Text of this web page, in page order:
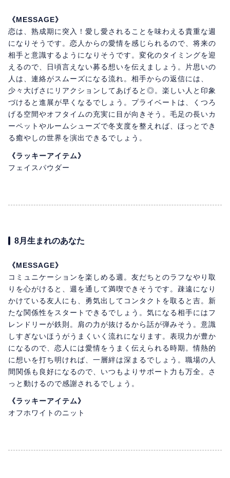
《MESSAGE》
恋は、熟成期に突入！愛し愛されることを味わえる貴重な週
になりそうです。恋人からの愛情を感じられるので、将来の
相手と意識するようになりそうです。変化のタイミングを迎
えるので、日頃言えない募る想いを伝えましょう。片思いの
人は、連絡がスムーズになる流れ。相手からの返信には、
少々大げさにリアクションしてあげると◎。楽しい人と印象
づけると進展が早くなるでしょう。プライベートは、くつろ
げる空間やオフタイムの充実に目が向きそう。毛足の長いカ
ーペットやルームシューズで冬支度を整えれば、ほっとでき
る癒やしの世界を演出できるでしょう。
《ラッキーアイテム》
フェイスパウダー
8月生まれのあなた
《MESSAGE》
コミュニケーションを楽しめる週。友だちとのラフなやり取
りを心がけると、週を通して満喫できそうです。疎遠になり
かけている友人にも、勇気出してコンタクトを取ると吉。新
たな関係性をスタートできるでしょう。気になる相手にはフ
レンドリーが鉄則。肩の力が抜けるから話が弾みそう。意識
しすぎないほうがうまくいく流れになります。表現力が豊か
になるので、恋人には愛情をうまく伝えられる時期。情熱的
に想いを打ち明ければ、一層絆は深まるでしょう。職場の人
間関係も良好になるので、いつもよりサポート力も万全。さ
っと動けるので感謝されるでしょう。
《ラッキーアイテム》
オフホワイトのニット